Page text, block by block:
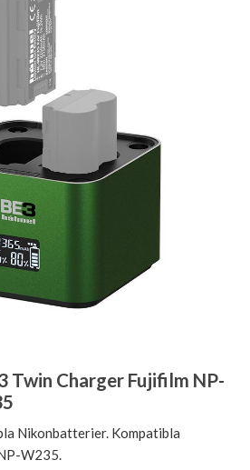
Twin Charger Fujifilm NP-
Nikonbatterier. Kompatibla
W235.